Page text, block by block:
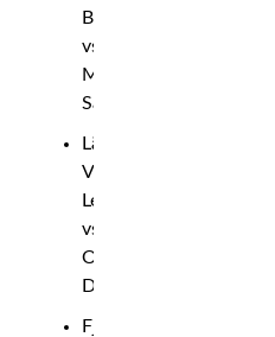
Bark
vs
Mate
Sanikidze
Lättvikt:
Vladimír
Lengál
vs
Ognjen
Dimić
Fjädervikt: